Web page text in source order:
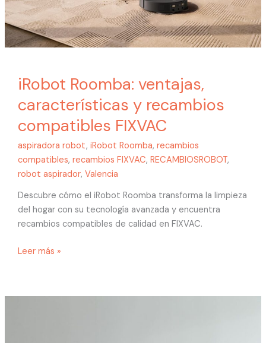
iRobot Roomba: ventajas,
características y recambios
compatibles FIXVAC
aspiradora robot, iRobot Roomba, recambios
compatibles, recambios FIXVAC, RECAMBIOSROBOT,
robot aspirador, Valencia
Descubre cómo el iRobot Roomba transforma la limpieza
del hogar con su tecnología avanzada y encuentra
recambios compatibles de calidad en FIXVAC.
Leer más »